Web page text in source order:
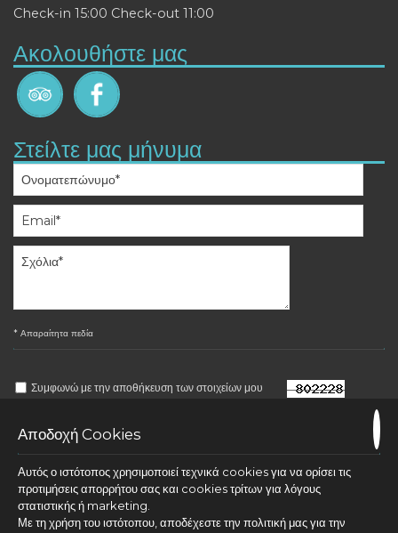
Check-in 15:00 Check-out 11:00
Ακολουθήστε μας
Στείλτε μας μήνυμα
* Απαραίτητα πεδία
Συμφωνώ με την αποθήκευση των στοιχείων μου
ΑΠΟΣΤΟΛΉ
Αποδοχή Cookies
Αυτός ο ιστότοπος χρησιμοποιεί τεχνικά cookies για να ορίσει τις
προτιμήσεις απορρήτου σας και cookies τρίτων για λόγους
στατιστικής ή marketing.
Με τη χρήση του ιστότοπου, αποδέχεστε την πολιτική μας για την